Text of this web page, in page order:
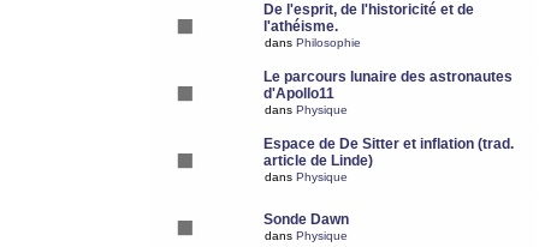
De l'esprit, de l'historicité et de
l'athéisme.
dans Philosophie
Le parcours lunaire des astronautes
d'Apollo11
dans Physique
Espace de De Sitter et inflation (trad.
article de Linde)
dans Physique
Sonde Dawn
dans Physique